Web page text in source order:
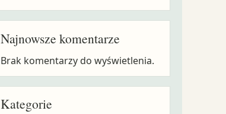
Najnowsze komentarze
Brak komentarzy do wyświetlenia.
Kategorie